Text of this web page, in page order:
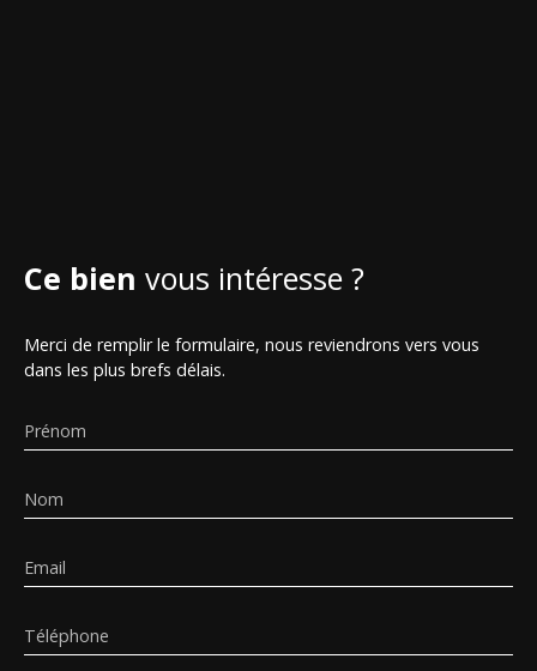
Ce bien vous intéresse ?
Merci de remplir le formulaire, nous reviendrons vers vous
dans les plus brefs délais.
Prénom
Nom
Email
Téléphone